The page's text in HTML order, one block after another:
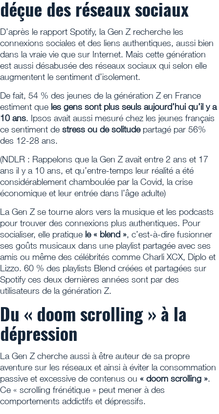
déçue des réseaux sociaux
D’après le rapport Spotify, la Gen Z recherche les
connexions sociales et des liens authentiques, aussi bien
dans la vraie vie que sur Internet. Mais cette génération
est aussi désabusée des réseaux sociaux qui selon elle
augmentent le sentiment d’isolement.
De fait, 54 % des jeunes de la génération Z en France
estiment que les gens sont plus seuls aujourd’hui qu’il y a
10 ans. Ipsos avait aussi mesuré chez les jeunes français
ce sentiment de stress ou de solitudepartagé par 56%
des 12-28 ans.
(NDLR : Rappelons que la Gen Z avait entre 2 ans et 17
ans il y a 10 ans, et qu’entre-temps leur réalité a été
considérablement chamboulée par la Covid, la crise
économique et leur entrée dans l’âge adulte)
La Gen Z se tourne alors vers la musique et les podcasts
pour trouver des connexions plus authentiques. Pour
socialiser, elle pratique le « blend », c’est-à-dire fusionner
ses goûts musicaux dans une playlist partagée avec ses
amis ou même des célébrités comme Charli XCX, Diplo et
Lizzo. 60 % des playlists Blend créées et partagées sur
Spotify ces deux dernières années sont par des
utilisateurs de la génération Z.
Du « doom scrolling » à la
dépression
La Gen Z cherche aussi à être auteur de sa propre
aventure sur les réseaux et ainsi à éviter la consommation
passive et excessive de contenus ou « doom scrolling ».
Ce « scrolling frénétique » peut mener à des
comportements addictifs et dépressifs.